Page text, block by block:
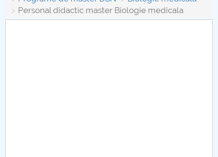
Personal didactic master Biologie medicala